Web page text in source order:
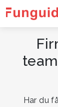
Har du